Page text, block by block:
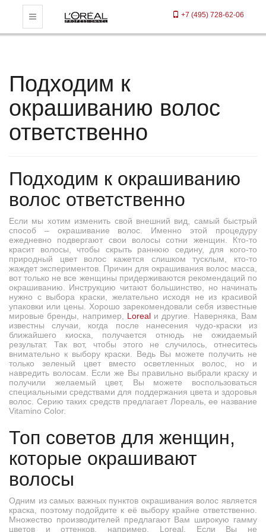
Toggle Navigation +7 (495) 728-62-06
Подходим к
окрашиванию волос
ответственно
Подходим к окрашиванию
волос ответственно
Если мы хотим изменить свой внешний вид, самый быстрый
способ – окрашивание волос. Именно этой процедуру
ежедневно подвергают свои волосы сотни женщин. Кто-то
красит волосы, чтобы скрыть раннюю седину, для кого-то
природный цвет волос кажется слишком тусклым, кто-то
жаждет экспериментов. Причин для окрашивания волос масса,
вот только не все женщины придерживаются рекомендаций по
окрашиванию. Инструкцию читают большинство, но начинать
нужно с выбора краски, желательно исходя не из красивой
упаковки или цены. Хорошо зарекомендовали себя известные
мировые бренды, например, Lorealи другие. Наверняка, Вам
известны случаи, когда после нанесения чудо-краски из
ближайшего киоска, получается отнюдь не ожидаемый
результат. Так вот, чтобы этого не случилось, отнеситесь
внимательно к выбору краски. Ведь Вы можете получить не
только зеленый цвет вместо осветленных волос, но и
навредить волосам. Если же Вы правильно выбрали краску и
получили желаемый цвет, Вы можете воспользоваться
специальными средствами для поддержания цвета и здоровья
волос. Серию таких средств предлагает Лореаль, ее название
Vitamino Color.
Топ советов для женщин,
которые окрашивают
волосы
Одним из самых важных пунктов окрашивания волос является
краска, поэтому подойдите к её выбору крайне ответственно.
Множество производителей предлагают Вам широкую гамму
цветов и оттенков, например, Loreal. Если Вы не